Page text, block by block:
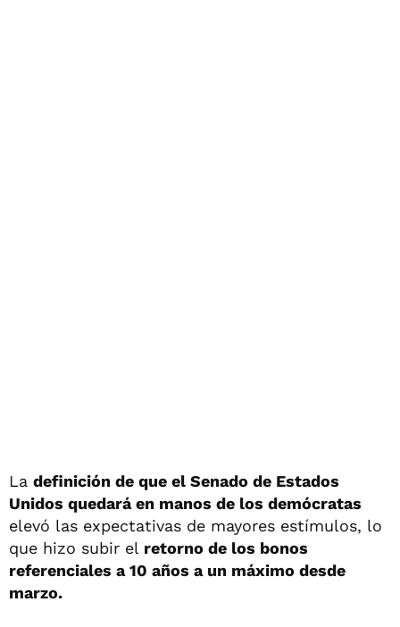
La definición de que el Senado de Estados
Unidos quedará en manos de los demócratas
elevó las expectativas de mayores estímulos, lo
que hizo subir el retorno de los bonos
referenciales a 10 años a un máximo desde
marzo.